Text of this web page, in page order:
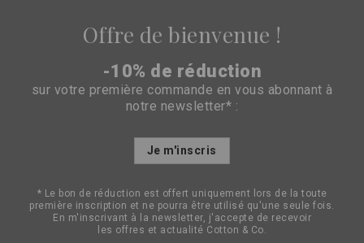
Offre de bienvenue !
-10% de réduction
sur votre première commande en vous abonnant à
notre newsletter* :
Inscription
d’information
:
Je m'inscris
* Le bon de réduction est offert uniquement lors de la toute
première inscription et ne pourra être utilisé qu'une seule fois.
En m'inscrivant à la newsletter, j'accepte de recevoir
les offres et actualité Cotton & Co.